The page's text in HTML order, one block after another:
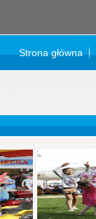
Strona główna